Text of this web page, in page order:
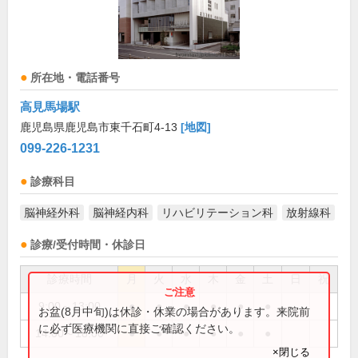
所在地・電話番号
高見馬場駅
鹿児島県鹿児島市東千石町4-13 [地図]
099-226-1231
診療科目
脳神経外科 脳神経内科 リハビリテーション科 放射線科
診療/受付時間・休診日
祝
9:00～13:00 ● ● ● ● ●
14:00～18:00 ● ● ● ●
お盆(8月中旬)は休診・休業の場合があります。来院前
に必ず医療機関に直接ご確認ください。
×閉じる